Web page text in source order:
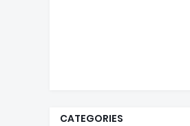
CATEGORIES